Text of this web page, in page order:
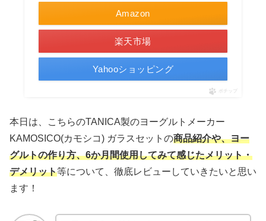
Amazon
楽天市場
Yahooショッピング
ポチップ
本日は、こちらのTANICA製のヨーグルトメーカー
KAMOSICO(カモシコ) ガラスセットの商品紹介や、ヨー
グルトの作り方、6か月間使用してみて感じたメリット・
デメリット等について、徹底レビューしていきたいと思い
ます！